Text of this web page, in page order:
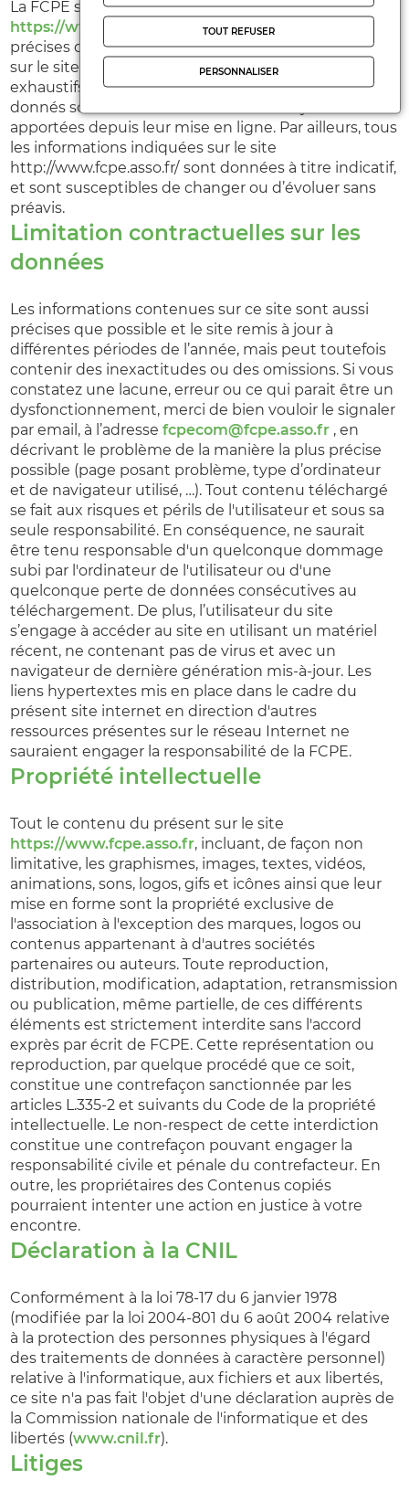
La FCPE s’efforce de fournir sur le site
https://www.fcpe.asso.fr/
des informations aussi
précises que possible. les renseignements figurant
sur le site
https://www.fcpe.asso.fr/ne sont pas
exhaustifs et les photos non contractuelles. Ils sont
donnés sous réserve de modifications ayant été
apportées depuis leur mise en ligne. Par ailleurs, tous
les informations indiquées sur le site
http://www.fcpe.asso.fr/ sont données à titre indicatif,
et sont susceptibles de changer ou d’évoluer sans
préavis.
Limitation contractuelles sur les
données
Les informations contenues sur ce site sont aussi
précises que possible et le site remis à jour à
différentes périodes de l’année, mais peut toutefois
contenir des inexactitudes ou des omissions. Si vous
constatez une lacune, erreur ou ce qui parait être un
dysfonctionnement, merci de bien vouloir le signaler
par email, à l’adressefcpecom@fcpe.asso.fr , en
décrivant le problème de la manière la plus précise
possible (page posant problème, type d’ordinateur
et de navigateur utilisé, …). Tout contenu téléchargé
se fait aux risques et périls de l'utilisateur et sous sa
seule responsabilité. En conséquence, ne saurait
être tenu responsable d'un quelconque dommage
subi par l'ordinateur de l'utilisateur ou d'une
quelconque perte de données consécutives au
téléchargement. De plus, l’utilisateur du site
s’engage à accéder au site en utilisant un matériel
récent, ne contenant pas de virus et avec un
navigateur de dernière génération mis-à-jour. Les
liens hypertextes mis en place dans le cadre du
présent site internet en direction d'autres
ressources présentes sur le réseau Internet ne
sauraient engager la responsabilité de la FCPE.
Propriété intellectuelle
Tout le contenu du présent sur le site
https://www.fcpe.asso.fr, incluant, de façon non
limitative, les graphismes, images, textes, vidéos,
animations, sons, logos, gifs et icônes ainsi que leur
mise en forme sont la propriété exclusive de
l'association à l'exception des marques, logos ou
contenus appartenant à d'autres sociétés
partenaires ou auteurs. Toute reproduction,
distribution, modification, adaptation, retransmission
ou publication, même partielle, de ces différents
éléments est strictement interdite sans l'accord
exprès par écrit de FCPE. Cette représentation ou
reproduction, par quelque procédé que ce soit,
constitue une contrefaçon sanctionnée par les
articles L.335-2 et suivants du Code de la propriété
intellectuelle. Le non-respect de cette interdiction
constitue une contrefaçon pouvant engager la
responsabilité civile et pénale du contrefacteur. En
outre, les propriétaires des Contenus copiés
pourraient intenter une action en justice à votre
encontre.
Déclaration à la CNIL
Conformément à la loi 78-17 du 6 janvier 1978
(modifiée par la loi 2004-801 du 6 août 2004 relative
à la protection des personnes physiques à l'égard
des traitements de données à caractère personnel)
relative à l'informatique, aux fichiers et aux libertés,
ce site n'a pas fait l'objet d'une déclaration auprès de
la Commission nationale de l'informatique et des
libertés (www.cnil.fr).
Litiges
TOUT REFUSER
PERSONNALISER